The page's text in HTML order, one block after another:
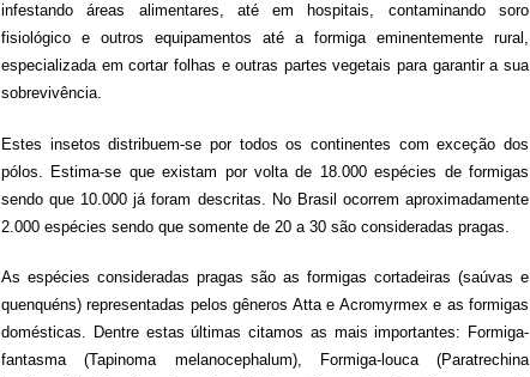
infestando áreas alimentares, até em hospitais, contaminando soro
fisiológico e outros equipamentos até a formiga eminentemente rural,
especializada em cortar folhas e outras partes vegetais para garantir a sua
sobrevivência.
Estes insetos distribuem-se por todos os continentes com exceção dos
pólos. Estima-se que existam por volta de 18.000 espécies de formigas
sendo que 10.000 já foram descritas. No Brasil ocorrem aproximadamente
2.000 espécies sendo que somente de 20 a 30 são consideradas pragas.
As espécies consideradas pragas são as formigas cortadeiras (saúvas e
quenquéns) representadas pelos gêneros Atta e Acromyrmex e as formigas
domésticas. Dentre estas últimas citamos as mais importantes: Formiga-
fantasma (Tapinoma melanocephalum), Formiga-louca (Paratrechina